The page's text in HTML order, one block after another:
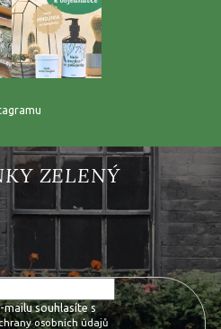
zasílat informace o nových
mailu souhlasíte s
osobních údajů